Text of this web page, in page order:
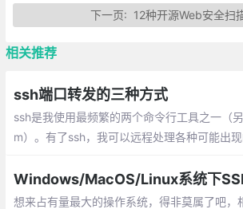
下一页: 12种开源Web安全扫
相关推荐
ssh端口转发的三种方式
ssh是我使用最频繁的两个命令行工具之一（
m）。有了ssh，我可以远程处理各种可能出
到了内网穿透
Windows/MacOS/Linux系统下
想来占有量最大的操作系统，得非莫属了吧，